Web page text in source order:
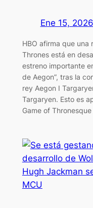
Ene 15, 2026
HBO afirma que una
Thrones está en
estreno importante
de Aegon”, tras la
rey Aegon I
Targaryen. Esto es
Game of